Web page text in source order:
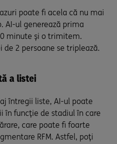
poate fi acela că nu mai
AI-ul generează prima
minute și o trimitem.
2 persoane se triplează.
a listei
întregii liste, AI-ul poate
în funcție de stadiul în care
care poate fi foarte
RFM. Astfel, poți